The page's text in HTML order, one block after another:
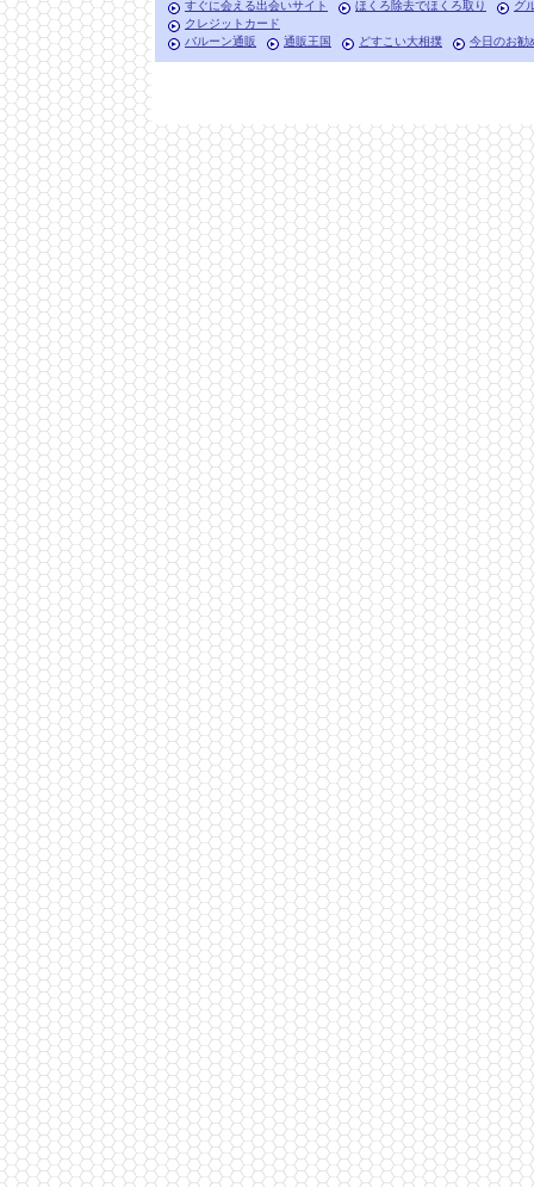
すぐに会える出会いサイト ほくろ除去でほくろ取り
グ
クレジットカード
バルーン通販
通販王国 どすこい大相撲 今日のお勧